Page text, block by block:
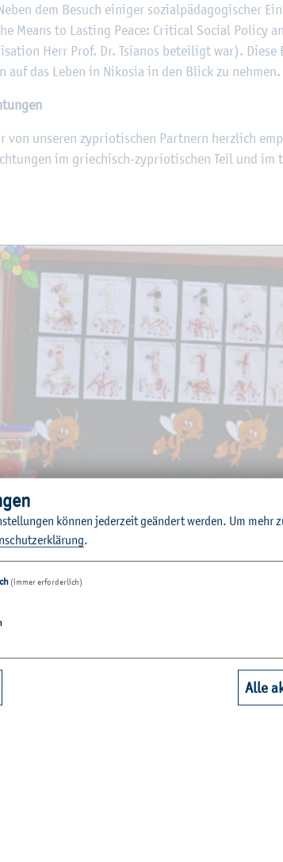
dem Be­such ei­ni­ger so­zi­al­päd­ago­gi­scher
Means to Las­ting Peace: Cri­ti­cal So­ci­al Po­li­cy
Herr Prof. Dr. Tsia­nos be­tei­ligt war).
auf das Leben in Ni­ko­sia in den Blick zu neh­men.
von un­se­ren zy­prio­ti­schen Part­nern herz­lich
im grie­chisch-zy­prio­ti­schen Teil und im
Kin­der­ta­ges­ein­rich­tung wer­den ca. 120
2 päd­ago­gi­schen Fach­kräf­ten be­treut. Die
Vor­mit­tags ver­schie­de­ne An­ge­bo­te im
sind di­dak­ti­sche Bil­dungs­ein­hei­ten, die
wer­den. Auf­fäl­lig war, dass die Kin­der eine
Lehr­kräf­te in der Kita haben einen
grie­chisch-zy­prio­ti­schen Teil der Insel be­sucht
wer­den hier Kin­der zwi­schen 4 Mo­na­ten und
Ein­rich­tung. An­ge­strebt wird, dem Kind eine
kön­nen je­der­zeit ge­än­dert wer­den. Um mehr
.
(immer erforderlich)
Alle